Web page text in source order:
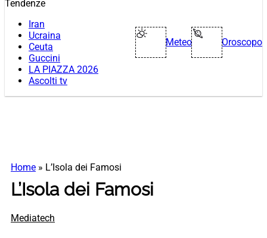
Tendenze
Iran
Ucraina
Ceuta
Guccini
LA PIAZZA 2026
Ascolti tv
Meteo Oroscopo
Home » L’Isola dei Famosi
L’Isola dei Famosi
Mediatech